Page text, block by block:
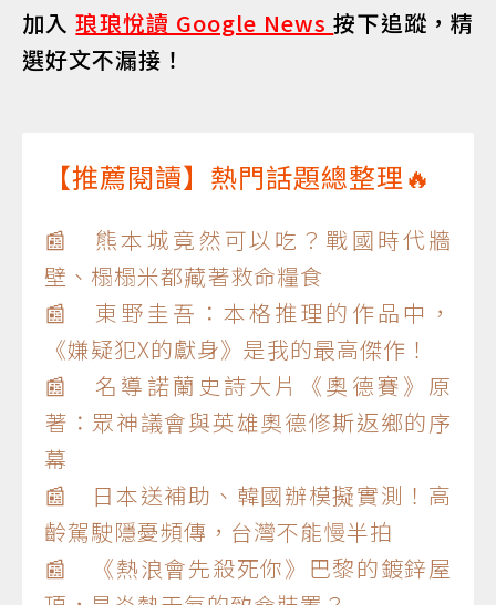
加入琅琅悅讀 Google News按下追蹤，精
選好文不漏接！
【推薦閱讀】熱門話題總整理🔥
📰 熊本城竟然可以吃？戰國時代牆
壁、榻榻米都藏著救命糧食
📰 東野圭吾：本格推理的作品中，
《嫌疑犯X的獻身》是我的最高傑作！
📰 名導諾蘭史詩大片《奧德賽》原
著：眾神議會與英雄奧德修斯返鄉的序
幕
📰 日本送補助、韓國辦模擬實測！高
齡駕駛隱憂頻傳，台灣不能慢半拍
📰 《熱浪會先殺死你》巴黎的鍍鋅屋